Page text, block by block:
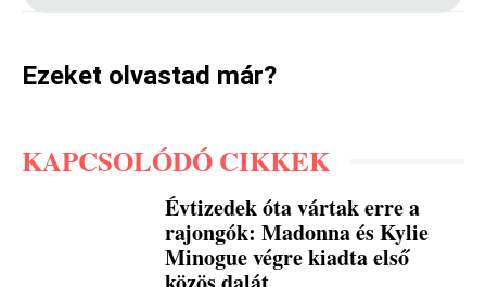
Ezeket olvastad már?
KAPCSOLÓDÓ CIKKEK
Évtizedek óta vártak erre a
rajongók: Madonna és Kylie
Minogue végre kiadta első